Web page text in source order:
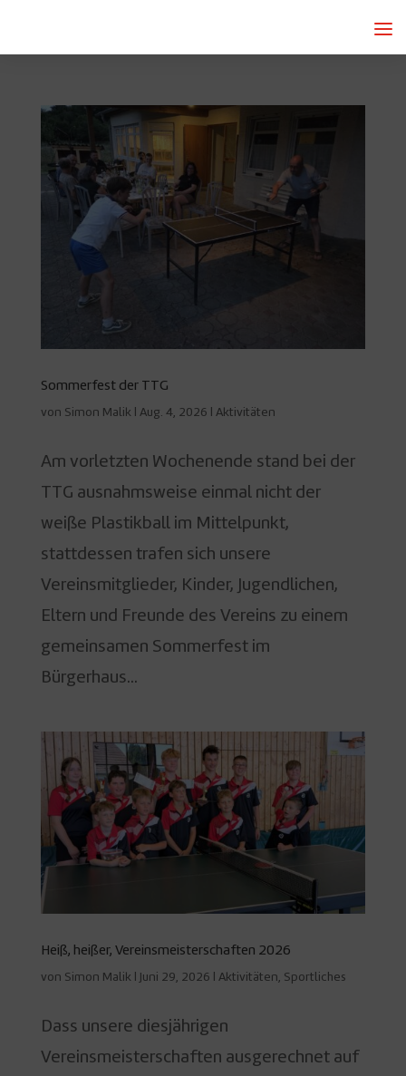
Sommerfest der TTG
von Simon Malik Aug. 4, 2026 Aktivitäten
Am vorletzten Wochenende stand bei der
TTG ausnahmsweise einmal nicht der
weiße Plastikball im Mittelpunkt,
stattdessen trafen sich unsere
Vereinsmitglieder, Kinder, Jugendlichen,
Eltern und Freunde des Vereins zu einem
gemeinsamen Sommerfest im
Bürgerhaus...
Heiß, heißer, Vereinsmeisterschaften 2026
von Simon Malik Juni 29, 2026 Aktivitäten, Sportliches
Dass unsere diesjährigen
Vereinsmeisterschaften ausgerechnet auf